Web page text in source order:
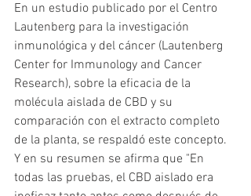
En un estudio publicado por el Centro
Lautenberg para la investigación
inmunológica y del cáncer (Lautenberg
Center for Immunology and Cancer
Research), sobre la eficacia de la
molécula aislada de CBD y su
comparación con el extracto completo
de la planta, se respaldó este concepto.
Y en su resumen se afirma que "En
todas las pruebas, el CBD aislado era